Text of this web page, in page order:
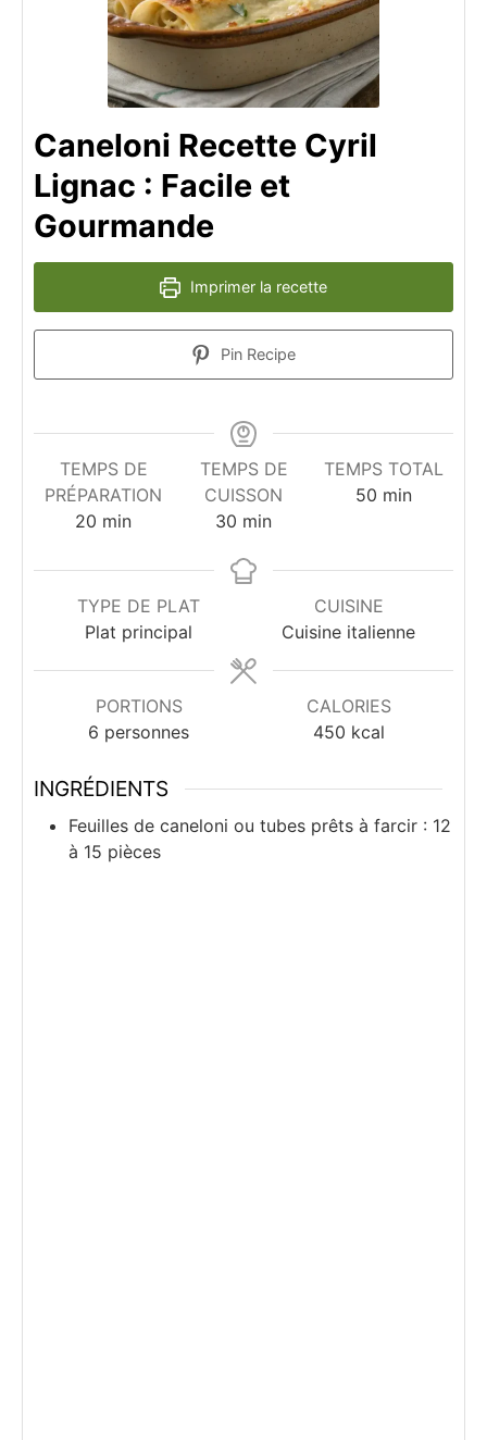
Caneloni Recette Cyril
Lignac : Facile et
Gourmande
Imprimer la recette
Pin Recipe
TEMPS DE
PRÉPARATION
20 minutes
min
TEMPS DE
CUISSON
30 minutes
min
TEMPS TOTAL
50minutes
min
TYPE DE PLAT
Plat principal
CUISINE
Cuisine italienne
PORTIONS
6 personnes
CALORIES
450 kcal
INGRÉDIENTS
Feuilles de caneloni ou tubes prêts à farcir : 12
à 15 pièces